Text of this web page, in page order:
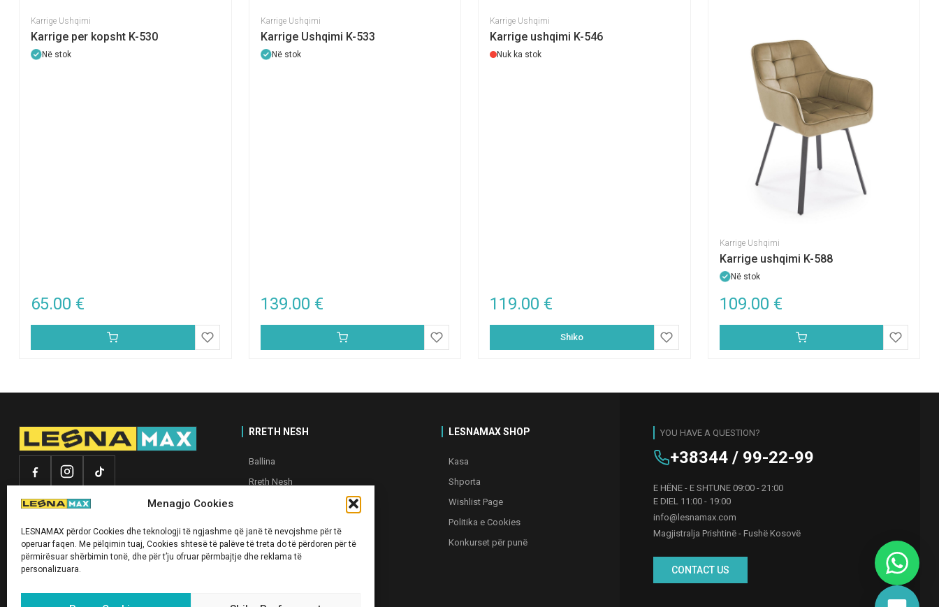
Menagjo Cookies
LESNAMAX përdor Cookies dhe teknologji të ngjashme që janë të nevojshme për të
operuar faqen. Me pëlqimin tuaj, Cookies shtesë të palëve të treta do të përdoren për të
përmirësuar shërbimin tonë, dhe për t’ju ofruar përmbajtje dhe reklama të
personalizuara.
Karrige Ushqimi
Karrige per kopsht K-530
Në stok
65.00 €
Karrige Ushqimi
Karrige Ushqimi K-533
Në stok
139.00 €
Karrige Ushqimi
Karrige ushqimi K-546
Nuk ka stok
119.00 €
Shiko
Karrige Ushqimi
Karrige ushqimi K-588
Në stok
109.00 €
RRETH NESH
Ballina
Rreth Nesh
Kontakt
LESNAMAX SHOP
Kasa
Shporta
Wishlist Page
Politika e Cookies
Konkurset për punë
YOU HAVE A QUESTION?
+38344 / 99-22-99
E HËNE - E SHTUNE 09:00 - 21:00
E DIEL 11:00 - 19:00
info@lesnamax.com
Magjistralja Prishtinë - Fushë Kosovë
CONTACT US